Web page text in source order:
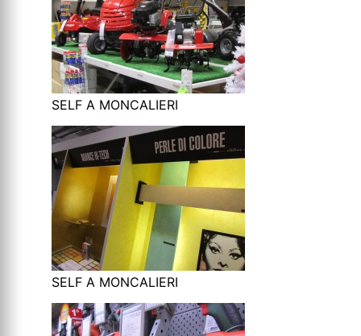
SELF A MONCALIERI
SELF A MONCALIERI